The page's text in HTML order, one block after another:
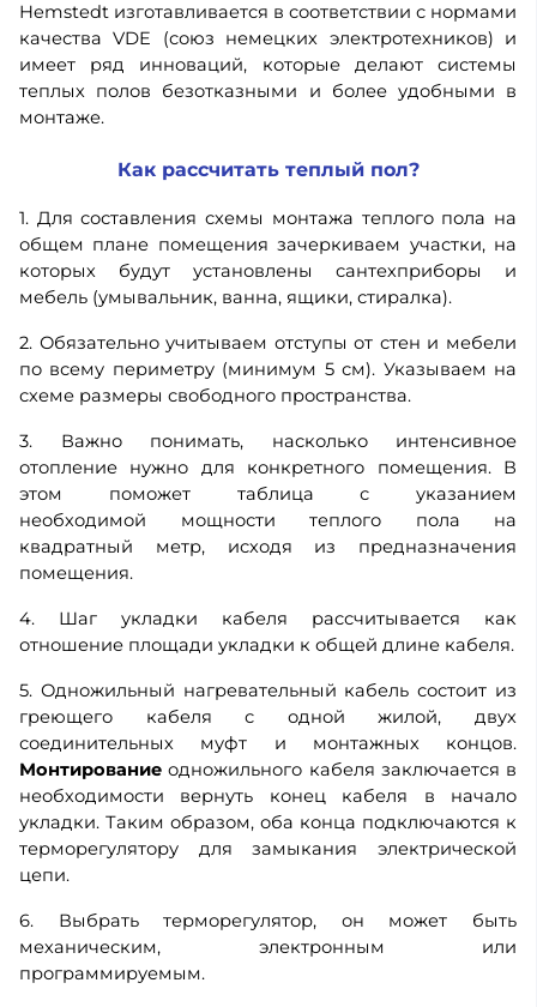
Hemstedt изготавливается в соответствии с нормами
качества VDE (союз немецких электротехников) и
имеет ряд инноваций, которые делают системы
теплых полов безотказными и более удобными в
монтаже.
Как рассчитать теплый пол?
1. Для составления схемы монтажа теплого пола на
общем плане помещения зачеркиваем участки, на
которых будут установлены сантехприборы и
мебель (умывальник, ванна, ящики, стиралка).
2. Обязательно учитываем отступы от стен и мебели
по всему периметру (минимум 5 см). Указываем на
схеме размеры свободного пространства.
3. Важно понимать, насколько интенсивное
отопление нужно для конкретного помещения. В
этом поможет таблица с указанием
необходимой мощности теплого пола на
квадратный метр, исходя из предназначения
помещения.
4. Шаг укладки кабеля рассчитывается как
отношение площади укладки к общей длине кабеля.
5. Одножильный нагревательный кабель состоит из
греющего кабеля с одной жилой, двух
соединительных муфт и монтажных концов.
Монтирование одножильного кабеля заключается в
необходимости вернуть конец кабеля в начало
укладки. Таким образом, оба конца подключаются к
терморегулятору для замыкания электрической
цепи.
6. Выбрать терморегулятор, он может быть
механическим, электронным или
программируемым.